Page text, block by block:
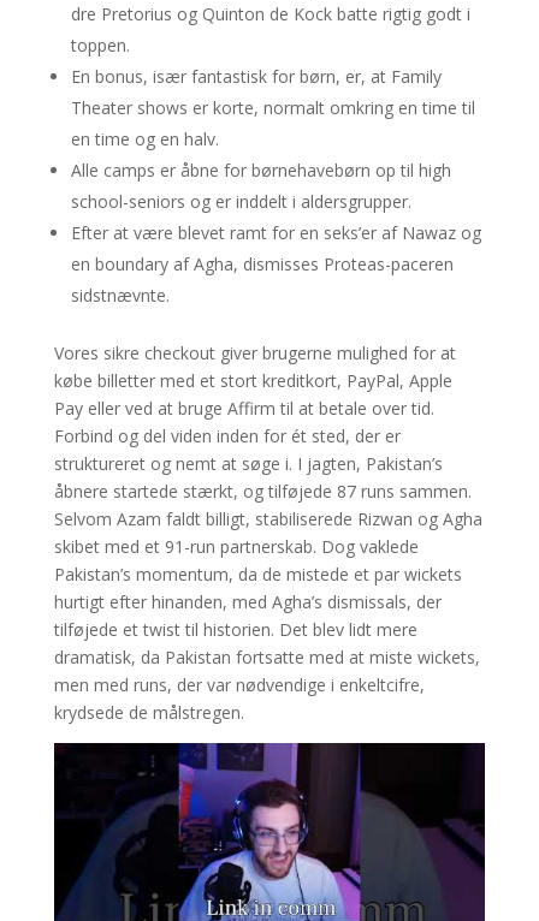
dre Pretorius og Quinton de Kock batte rigtig godt i
toppen.
En bonus, især fantastisk for børn, er, at Family
Theater shows er korte, normalt omkring en time til
en time og en halv.
Alle camps er åbne for børnehavebørn op til high
school-seniors og er inddelt i aldersgrupper.
Efter at være blevet ramt for en seks’er af Nawaz og
en boundary af Agha, dismisses Proteas-paceren
sidstnævnte.
Vores sikre checkout giver brugerne mulighed for at
købe billetter med et stort kreditkort, PayPal, Apple
Pay eller ved at bruge Affirm til at betale over tid.
Forbind og del viden inden for ét sted, der er
struktureret og nemt at søge i. I jagten, Pakistan’s
åbnere startede stærkt, og tilføjede 87 runs sammen.
Selvom Azam faldt billigt, stabiliserede Rizwan og Agha
skibet med et 91-run partnerskab. Dog vaklede
Pakistan’s momentum, da de mistede et par wickets
hurtigt efter hinanden, med Agha’s dismissals, der
tilføjede et twist til historien. Det blev lidt mere
dramatisk, da Pakistan fortsatte med at miste wickets,
men med runs, der var nødvendige i enkeltcifre,
krydsede de målstregen.